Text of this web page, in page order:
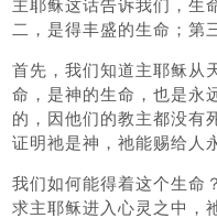
主耶稣这话告诉我们，生
二，是得丰盛的生命；第
首先，我们知道主耶稣从
命，是神的生命，也是永
的，因他们的教主都没有
证明祂是神，祂能赐给人
我们如何能得着这个生命
求主耶稣进入心灵之中，